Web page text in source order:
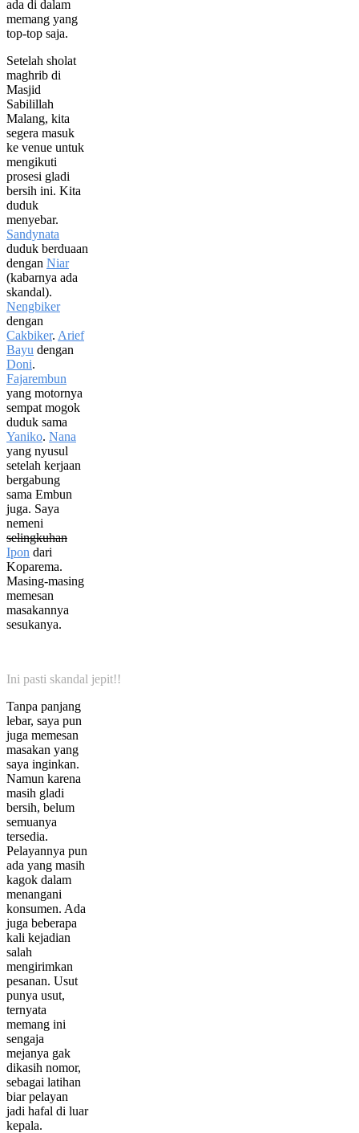
ada di dalam
memang yang
top-top saja.
Setelah sholat
maghrib di
Masjid
Sabilillah
Malang, kita
segera masuk
ke venue untuk
mengikuti
prosesi gladi
bersih ini. Kita
duduk
menyebar.
Sandynata
duduk berduaan
dengan Niar
(kabarnya ada
skandal).
Nengbiker
dengan
Cakbiker. Arief
Bayu dengan
Doni.
Fajarembun
yang motornya
sempat mogok
duduk sama
Yaniko. Nana
yang nyusul
setelah kerjaan
bergabung
sama Embun
juga. Saya
nemeni
selingkuhan
Ipon dari
Koparema.
Masing-masing
memesan
masakannya
sesukanya.
Ini pasti skandal jepit!!
Tanpa panjang
lebar, saya pun
juga memesan
masakan yang
saya inginkan.
Namun karena
masih gladi
bersih, belum
semuanya
tersedia.
Pelayannya pun
ada yang masih
kagok dalam
menangani
konsumen. Ada
juga beberapa
kali kejadian
salah
mengirimkan
pesanan. Usut
punya usut,
ternyata
memang ini
sengaja
mejanya gak
dikasih nomor,
sebagai latihan
biar pelayan
jadi hafal di luar
kepala.